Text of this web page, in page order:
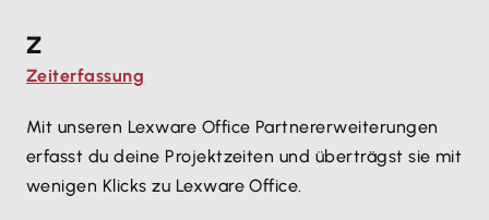
Z
Zeiterfassung
Mit unseren Lexware Office Partnererweiterungen
erfasst du deine Projektzeiten und überträgst sie mit
wenigen Klicks zu Lexware Office.